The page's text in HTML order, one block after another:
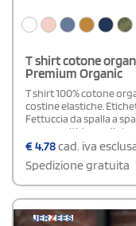
T shirt cotone
Premium Organic
T shirt 100% cotone
costine elastiche.
Fettuccia da spalla a
per una nitidezza di
tatto per un comfort
€4,78cad. iva
Spedizione gratuita